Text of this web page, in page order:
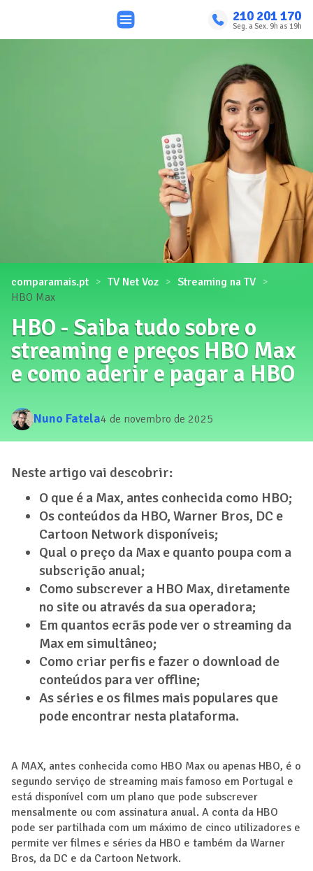
210 201 170
Seg. a Sex. 9h as 19h
comparamais.pt TV Net Voz
Streaming na TV
HBO Max
HBO - Saiba tudo sobre o
streaming e preços HBO Max
e como aderir e pagar a HBO
Nuno Fatela4 de novembro de 2025
Neste artigo vai descobrir:
O que é a Max, antes conhecida como HBO;
Os conteúdos da HBO, Warner Bros, DC e
Cartoon Network disponíveis;
Qual o preço da Max e quanto poupa com a
subscrição anual;
Como subscrever a HBO Max, diretamente
no site ou através da sua operadora;
Em quantos ecrãs pode ver o streaming da
Max em simultâneo;
Como criar perfis e fazer o download de
conteúdos para ver offline;
As séries e os filmes mais populares que
pode encontrar nesta plataforma.
A MAX, antes conhecida como HBO Max ou apenas HBO, é o
segundo serviço de streaming mais famoso em Portugal e
está disponível com um plano que pode subscrever
mensalmente ou com assinatura anual. A conta da HBO
pode ser partilhada com um máximo de cinco utilizadores e
permite ver filmes e séries da HBO e também da Warner
Bros, da DC e da Cartoon Network.